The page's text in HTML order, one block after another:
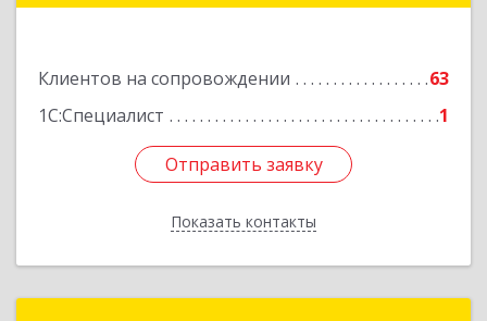
Клиентов на сопровождении
63
1С:Специалист
1
Отправить заявку
Показать контакты
Отправить заявку
Назад